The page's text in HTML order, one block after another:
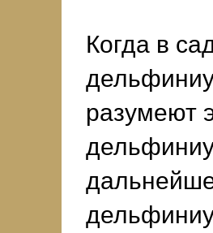
Когда в
разумеют